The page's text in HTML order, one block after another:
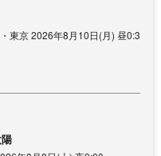
東京 2026年8月10日(月) 昼0:3